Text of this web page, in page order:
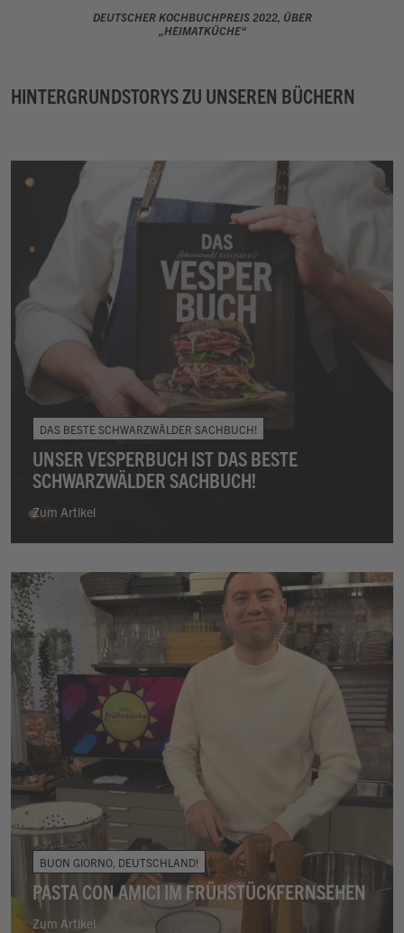
DEUTSCHER KOCHBUCHPREIS 2022, ÜBER
„HEIMATKÜCHE“
HINTERGRUNDSTORYS ZU UNSEREN BÜCHERN
DAS BESTE SCHWARZWÄLDER SACHBUCH!
UNSER VESPERBUCH IST DAS BESTE
SCHWARZWÄLDER SACHBUCH!
Zum Artikel
BUON GIORNO, DEUTSCHLAND!
PASTA CON AMICI IM FRÜHSTÜCKFERNSEHEN
Zum Artikel